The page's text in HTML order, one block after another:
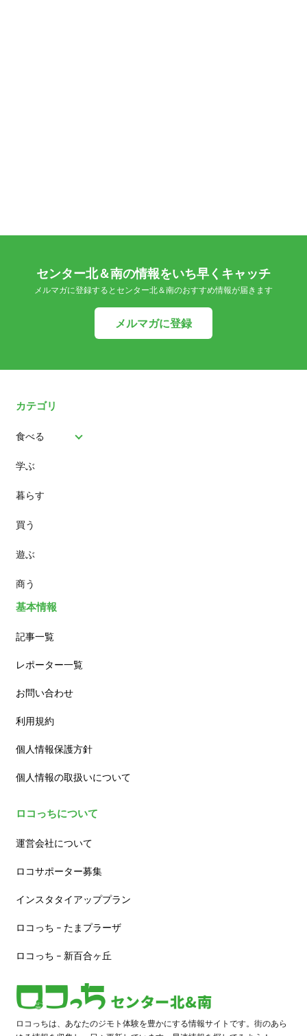
センター北＆南の情報をいち早くキャッチ
メルマガに登録するとセンター北＆南のおすすめ情報が届きます
メルマガに登録
カテゴリ
食べる
パン
スイーツ
ランチ
カフェ
学ぶ
暮らす
買う
遊ぶ
商う
基本情報
記事一覧
レポーター一覧
お問い合わせ
利用規約
個人情報保護方針
個人情報の取扱いについて
ロコっちについて
運営会社について
ロコサポーター募集
インスタタイアッププラン
ロコっち – たまプラーザ
ロコっち – 新百合ヶ丘
ロコっちは、あなたのジモト体験を豊かにする情報サイトです。街のあら